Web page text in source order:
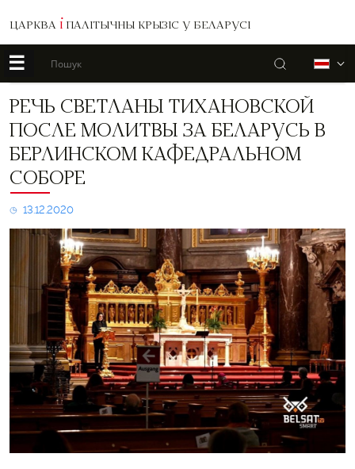
ЦАРКВА І ПАЛІТЫЧНЫ КРЫЗІС У БЕЛАРУСІ
☰ Пошук
Речь
Светланы
Тихановской
после
молитвы
за
Беларусь
в
кафедральном
соборе
РЕЧЬ СВЕТЛАНЫ ТИХАНОВСКОЙ
ПОСЛЕ МОЛИТВЫ ЗА БЕЛАРУСЬ В
БЕРЛИНСКОМ КАФЕДРАЛЬНОМ
СОБОРЕ
13.12.2020